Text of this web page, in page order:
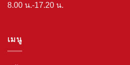
8.00 น.-17.20 น.
เมนู